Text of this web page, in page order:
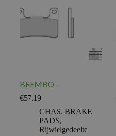
BREMBO –
€57.19
CHAS. BRAKE
PADS,
Rijwielgedeelte